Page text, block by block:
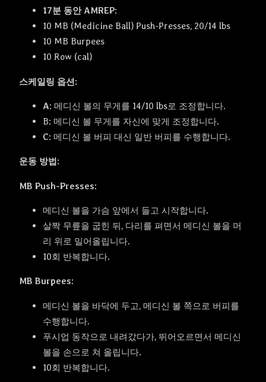
17분 동안 AMREP:
10 MB (Medicine Ball) Push-Presses, 20/14 lbs
10 MB Burpees
10 Row (cal)
스케일링 옵션:
A: 메디신 볼의 무게를 14/10 lbs로 조정합니다.
B: 메디신 볼 무게를 자신에 맞게 조정합니다.
C: 메디신 볼 버피 대신 일반 버피를 수행합니다.
운동 방법:
MB Push-Presses:
메디신 볼을 가슴 앞에서 들고 시작합니다.
살짝 무릎을 굽힌 뒤, 다리를 펴면서 메디신 볼을 머
리 위로 밀어올립니다.
10회 반복합니다.
MB Burpees:
메디신 볼을 바닥에 두고, 메디신 볼 쪽으로 버피를
수행합니다.
푸시업 동작으로 내려갔다가, 뛰어오르면서 메디신
볼을 손으로 쳐 올립니다.
10회 반복합니다.